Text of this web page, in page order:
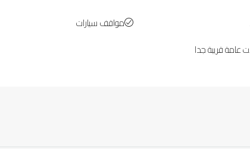
عامة قريبة جدا
مواقف سيارات